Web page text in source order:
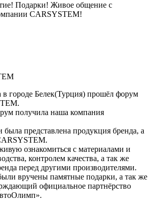
Подарки! Живое общение с
CARSYSTEM!
в городе Белек(Турция) прошёл форум
получила наша компания
представлена продукция бренда, а
ознакомиться с материалами и
контролем качества, а так же
перед другими производителями.
вручены памятные подарки, а так же
официальное партнёрство